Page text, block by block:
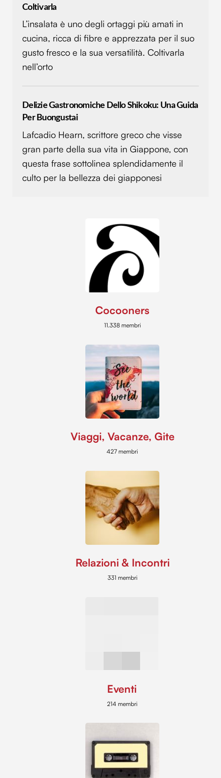
Coltivarla
L’insalata è uno degli ortaggi più amati in
cucina, ricca di fibre e apprezzata per il suo
gusto fresco e la sua versatilità. Coltivarla
nell’orto
Delizie Gastronomiche Dello Shikoku: Una Guida
Per Buongustai
Lafcadio Hearn, scrittore greco che visse
gran parte della sua vita in Giappone, con
questa frase sottolinea splendidamente il
culto per la bellezza dei giapponesi
Cocooners
11.338 membri
Viaggi, Vacanze, Gite
427 membri
Relazioni & Incontri
331 membri
Eventi
214 membri